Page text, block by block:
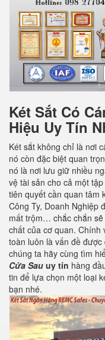
Két Sắt Có
Hiệu Uy Tín
Két sắt không chỉ là nơi
nó còn đặc biệt quan
nó là nơi lưu giữ nhiều
vệ tài sản cho cả một
tiên quyết cần quan tâm
Công Ty, Doanh Nghiệp
mất trộm… chắc chắn
chất của cơ quan. Chính
toàn luôn là vấn đề
chúng ta hãy cùng tìm
Cửa Sau uy tín hàng
tin để lựa chọn một loại
bạn nhé.